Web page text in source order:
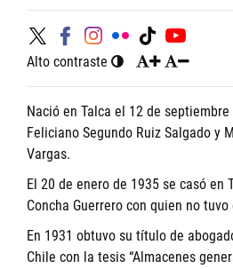
Alto contraste
Nació en Talca el 12 de
Feliciano Segundo Ruiz Salgado y
Vargas.
El 20 de enero de 1935 se casó en
Concha Guerrero con quien no
En 1931 obtuvo su título de
Chile con la tesis “Almacenes